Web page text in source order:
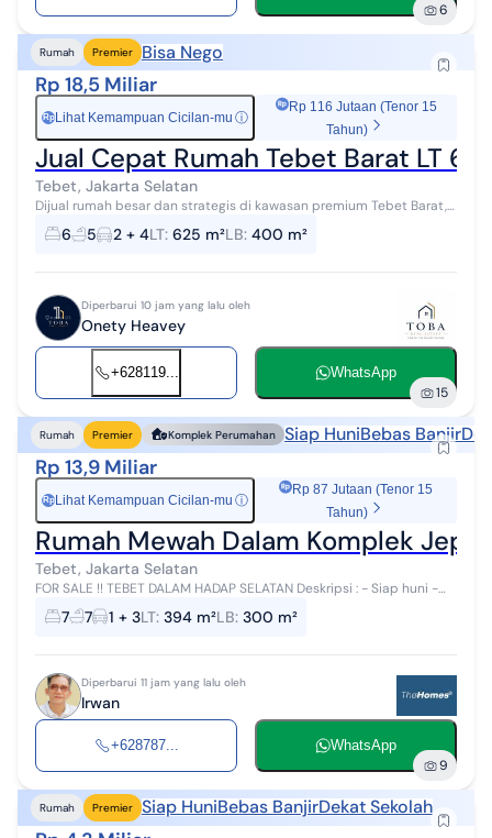
6
Rumah Premier Bisa Nego
Rp 18,5 Miliar
Rp Lihat Kemampuan Cicilan-mu ⓘ
Rp 116 Jutaan (Tenor 15
Tahun)
Jual Cepat Rumah Tebet Barat LT
Tebet, Jakarta Selatan
Dijual rumah besar dan strategis di kawasan premium Tebet Barat,
Jakarta Selatan. Cocok untuk hunian keluarga besar, kantor, guest
house, maupun in...
6 5 2 + 4LT: 625 m²LB: 400 m²
Diperbarui 10 jam yang lalu oleh
Onety Heavey
+628119... WhatsApp
15
Rumah Premier Komplek Perumahan Siap HuniBebas Banjir
Rp 13,9 Miliar
RpLihat Kemampuan Cicilan-mu ⓘ
Rp 87 Jutaan (Tenor 15
Tahun)
Rumah Mewah Dalam Komplek
Tebet, Jakarta Selatan
FOR SALE !! TEBET DALAM HADAP SELATAN Deskripsi : - Siap huni -
Jalan 3 mobil - Lingkungan elite - Bebas banjir - Akses mudah Mall
Kokas & Soepom...
7 7 1 + 3LT: 394 m²LB: 300 m²
Diperbarui 11 jam yang lalu oleh
Irwan
+628787... WhatsApp
9
Rumah Premier Siap HuniBebas BanjirDekat Sekolah